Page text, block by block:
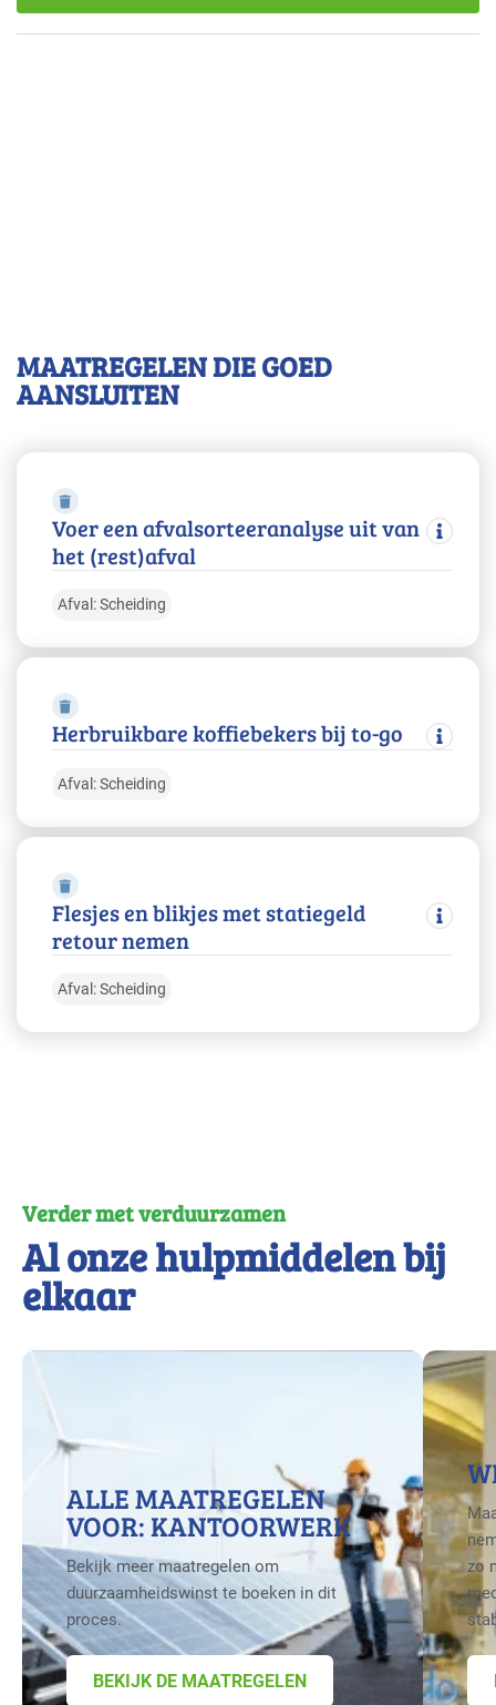
MAATREGELEN DIE GOED
AANSLUITEN
Voer een afvalsorteeranalyse uit van
het (rest)afval
Afval: Scheiding
Herbruikbare koffiebekers bij to-go
Afval: Scheiding
Flesjes en blikjes met statiegeld
retour nemen
Afval: Scheiding
Verder met verduurzamen
Al onze hulpmiddelen bij
elkaar
ALLE MAATREGELEN
VOOR: KANTOORWERK
Bekijk meer maatregelen om
duurzaamheidswinst te boeken in dit
proces.
BEKIJK DE MAATREGELEN
zo